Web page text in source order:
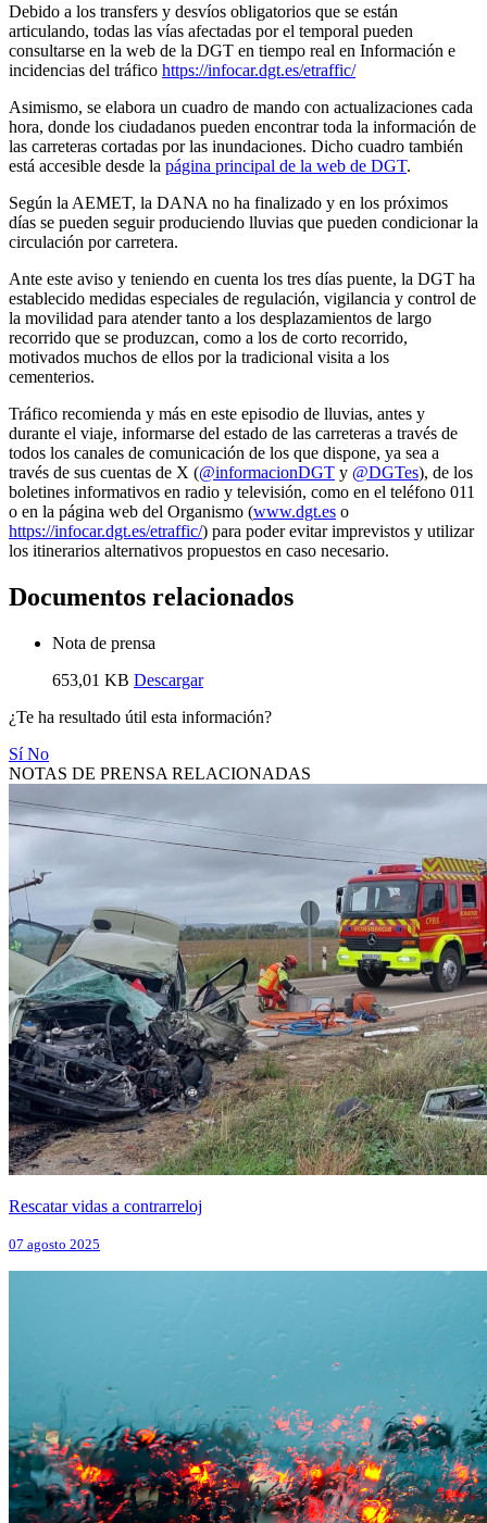
Debido a los transfers y desvíos obligatorios que se están
articulando, todas las vías afectadas por el temporal pueden
consultarse en la web de la DGT en tiempo real en Información e
incidencias del tráfico https://infocar.dgt.es/etraffic/
Asimismo, se elabora un cuadro de mando con actualizaciones cada
hora, donde los ciudadanos pueden encontrar toda la información de
las carreteras cortadas por las inundaciones. Dicho cuadro también
está accesible desde la página principal de la web de DGT.
Según la AEMET, la DANA no ha finalizado y en los próximos
días se pueden seguir produciendo lluvias que pueden condicionar la
circulación por carretera.
Ante este aviso y teniendo en cuenta los tres días puente, la DGT ha
establecido medidas especiales de regulación, vigilancia y control de
la movilidad para atender tanto a los desplazamientos de largo
recorrido que se produzcan, como a los de corto recorrido,
motivados muchos de ellos por la tradicional visita a los
cementerios.
Tráfico recomienda y más en este episodio de lluvias, antes y
durante el viaje, informarse del estado de las carreteras a través de
todos los canales de comunicación de los que dispone, ya sea a
través de sus cuentas de X (@informacionDGT y @DGTes), de los
boletines informativos en radio y televisión, como en el teléfono 011
o en la página web del Organismo (www.dgt.es o
https://infocar.dgt.es/etraffic/) para poder evitar imprevistos y utilizar
los itinerarios alternativos propuestos en caso necesario.
Documentos relacionados
Nota de prensa
653,01 KB Descargar
¿Te ha resultado útil esta información?
SíNo
NOTAS DE PRENSA RELACIONADAS
Rescatar vidas a contrarreloj
07 agosto 2025